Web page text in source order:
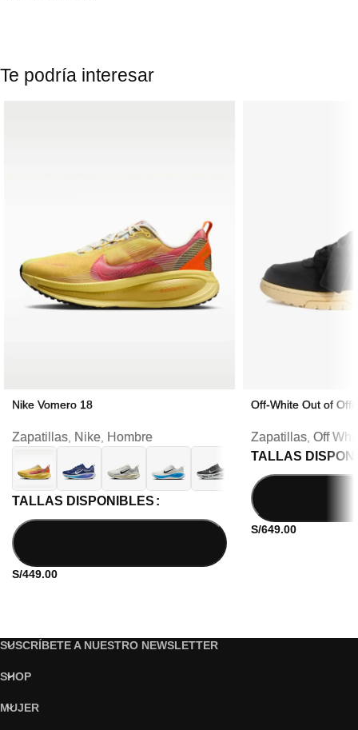
Te podría interesar
Nike Vomero 18
Zapatillas Nike Hombre
TALLAS DISPONIBLES
S/449.00
Off-White Out of
Zapatillas, Off
TALLAS
S/649.00
SUSCRÍBETE A NUESTRO NEWSLETTER
SHOP
MUJER